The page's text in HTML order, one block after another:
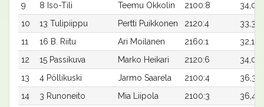
9
8 Iso-Tili Teemu Okkolin 2100:8
34,0
10
13 Tulipiippu Pertti Puikkonen 2120:4
33,3x
11
16 B. Riitu Ari Moilanen 2160:1
32,1x
12
15 Passikuva Marko Heikari 2120:6
34,0
13
4 Pöllikuski Jarmo Saarela 2100:4
36,3x
14
3 Runoneito Mia Liipola 2100:3
36,4